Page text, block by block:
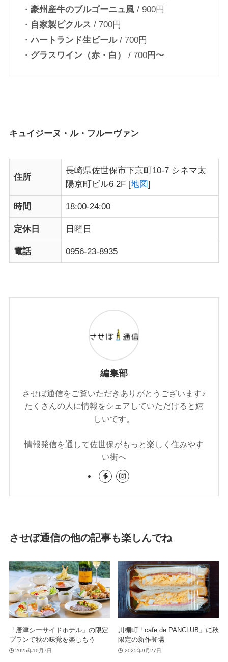
・豪州産牛のブルゴーニュ風 / 900円
・ 自家製ピクルス / 700円
・ハートランド生ビール/ 700円
・ グラスワイン（赤・白） / 700円〜
キュイジーヌ・ル・フルーヴァン
住所
長崎県佐世保市下京町10-7 シネマ太
陽京町ビル6 2F [地図]
時間 18:00-24:00
定休日 日曜日
電話 0956-23-8935
編集部
させぼ通信をご覧いただきありがとうございます♪
たくさんの人に情報をシェアしていただけると嬉
しいです。
情報発信を通して佐世保がもっと楽しく住みやす
い街へ
させぼ通信の他の記事も楽しんでね
「唐津シーサイドホテル」の限定
プランで秋の味覚を楽しもう
2025年10月7日
川棚町「cafe de PANCLUB」に秋
限定の新作登場
2025年9月27日